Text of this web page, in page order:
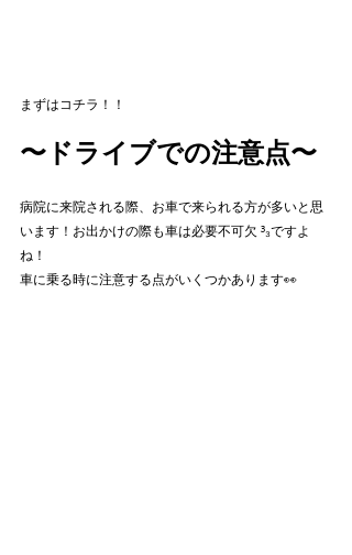
まずはコチラ！！
〜ドライブでの注意点〜
病院に来院される際、お車で来られる方が多いと思
います！お出かけの際も車は必要不可欠 ³₃ですよ
ね！
車に乗る時に注意する点がいくつかあります👀